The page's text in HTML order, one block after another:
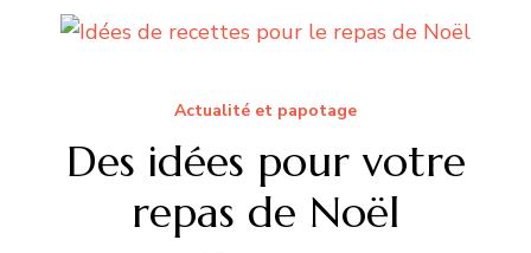
Actualité et papotage
Des idées pour votre
repas de Noël